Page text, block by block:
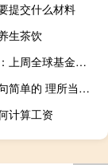
提交什么材料
生茶饮
日本财务省：上周全球基金出售的日本股票创纪录新高
理所当然造句简单的 理所当然造句
计算工资